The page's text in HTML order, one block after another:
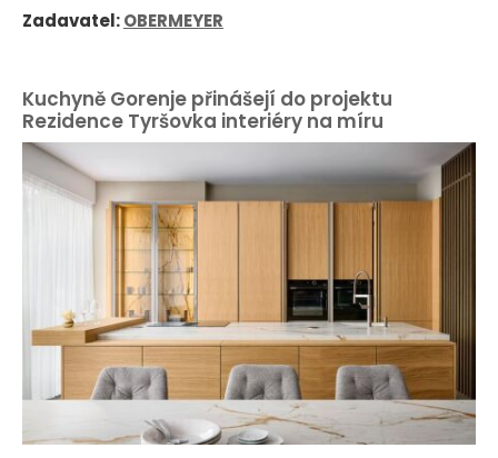
Zadavatel:OBERMEYER
Kuchyně Gorenje přinášejí do projektu
Rezidence Tyršovka interiéry na míru